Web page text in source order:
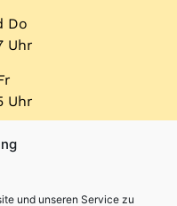
und unseren Service zu
Do
Uhr
Uhr